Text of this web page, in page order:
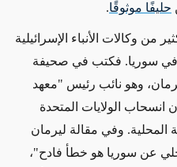
حليفًا موثوقًا.
من وكالات الأنباء الإسرائيلية
في سوريا. فكتب في صحيفة
وهو نائب رئيس "معهد
انسحاب الولايات المتحدة
المحلية. وفي مقالة ليرمان
عن سوريا هو خطأ فادح"،